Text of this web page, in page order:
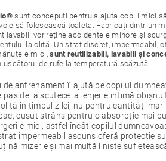
sunt concepuți pentru a ajuta copiii mici
să folosească toaleta. Fabricați dintr-un
lavabili vor reține accidentele minore și
la olită. Un strat discret, impermeabil,
mici,sunt reutilizabili, lavabili și
uscătorul de rufe la temperatură scăzută.
antrenament îl ajută pe copilul
de la scutece la lenjerie intimă
în timpul zilei, nu pentru cantități
cusut strâns pentru o absorbție mai
mici, astfel încât copilul
impermeabil ascuns oferă protecție
mizerie și mai multă liniște